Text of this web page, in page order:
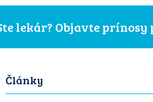
lekár? Objavte
Články